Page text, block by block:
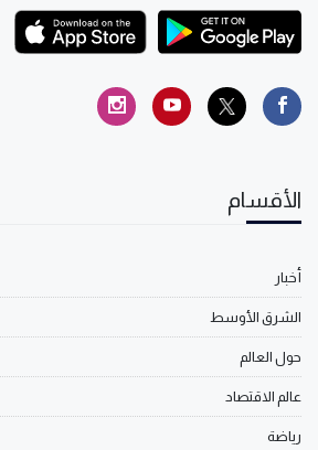
الأقسام
أخبار
الشرق الأوسط
حول العالم
عالم الاقتصاد
رياضة